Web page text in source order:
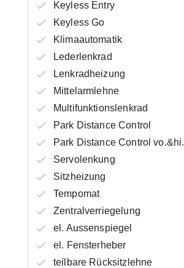
Keyless Entry
Keyless Go
Klimaautomatik
Lederlenkrad
Lenkradheizung
Mittelarmlehne
Multifunktionslenkrad
Park Distance Control
Park Distance Control vo.&hi.
Servolenkung
Sitzheizung
Tempomat
Zentralverriegelung
el. Aussenspiegel
el. Fensterheber
teilbare Rücksitzlehne